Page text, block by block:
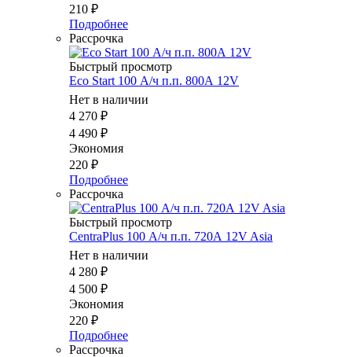
210 ₽
Подробнее
Рассрочка
Быстрый просмотр
Eco Start 100 А/ч п.п. 800А 12V
Нет в наличии
4 270 ₽
4 490 ₽
Экономия
220 ₽
Подробнее
Рассрочка
Быстрый просмотр
CentraPlus 100 А/ч п.п. 720А 12V Asia
Нет в наличии
4 280 ₽
4 500 ₽
Экономия
220 ₽
Подробнее
Рассрочка